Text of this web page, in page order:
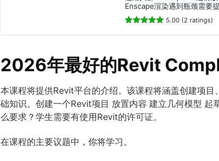
Enscape渲染遇到瓶颈需要
5.00 (2 ratings)
2026年最好的Revit
本课程将提供Revit平台的介绍。该课程将涵盖创建项
础知识。创建一个Revit项目 放置内容 建立几何模型
么要求？学生需要有使用Revit的许可证。
在课程的主要议题中，你将学习。